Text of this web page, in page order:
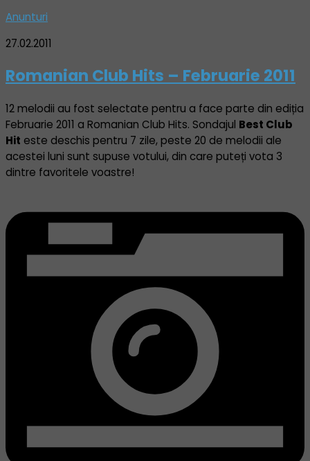
Anunturi
27.02.2011
Romanian Club Hits – Februarie 2011
12 melodii au fost selectate pentru a face parte din ediția
Februarie 2011 a Romanian Club Hits. Sondajul Best Club
Hit este deschis pentru 7 zile, peste 20 de melodii ale
acestei luni sunt supuse votului, din care puteți vota 3
dintre favoritele voastre!